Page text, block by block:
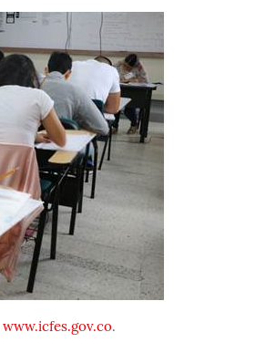
www.icfes.gov.co.